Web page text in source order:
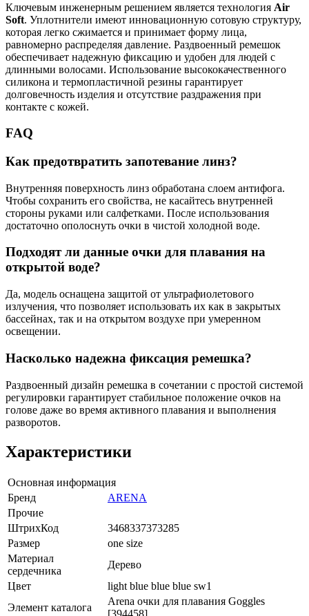
Ключевым инженерным решением является технология Air
Soft. Уплотнители имеют инновационную сотовую структуру,
которая легко сжимается и принимает форму лица,
равномерно распределяя давление. Раздвоенный ремешок
обеспечивает надежную фиксацию и удобен для людей с
длинными волосами. Использование высококачественного
силикона и термопластичной резины гарантирует
долговечность изделия и отсутствие раздражения при
контакте с кожей.
FAQ
Как предотвратить запотевание линз?
Внутренняя поверхность линз обработана слоем антифога.
Чтобы сохранить его свойства, не касайтесь внутренней
стороны руками или салфетками. После использования
достаточно ополоснуть очки в чистой холодной воде.
Подходят ли данные очки для плавания на
открытой воде?
Да, модель оснащена защитой от ультрафиолетового
излучения, что позволяет использовать их как в закрытых
бассейнах, так и на открытом воздухе при умеренном
освещении.
Насколько надежна фиксация ремешка?
Раздвоенный дизайн ремешка в сочетании с простой системой
регулировки гарантирует стабильное положение очков на
голове даже во время активного плавания и выполнения
разворотов.
Характеристики
Основная информация
Бренд
ARENA
Прочие
ШтрихКод
3468337373285
Размер
one size
Материал
сердечника
Дерево
Цвет
light blue blue blue sw1
Элемент каталога
Arena очки для плавания Goggles